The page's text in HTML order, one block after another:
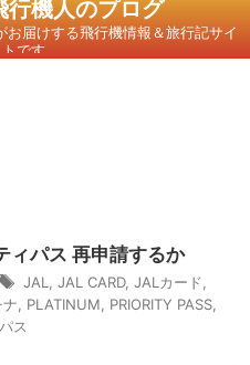
行機人のプログ
届けする飛行機情報＆旅行記サイ
トです。
ィパス 再申請するか
JAL JAL CARD, JALカード
PLATINUM PRIORITY PASS
ス